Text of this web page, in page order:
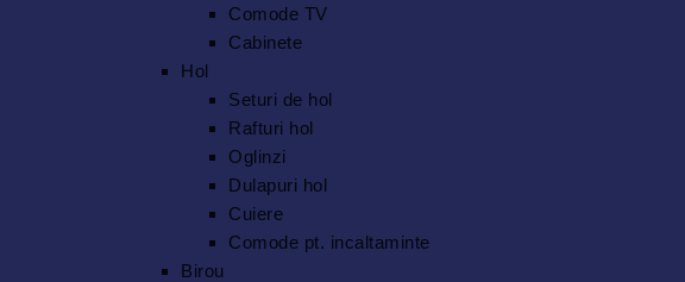
Comode TV
Cabinete
Hol
Seturi de hol
Rafturi hol
Oglinzi
Dulapuri hol
Cuiere
Comode pt. incaltaminte
Birou